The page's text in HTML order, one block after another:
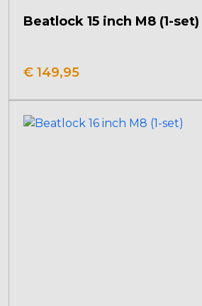
Beatlock 15 inch M8 (1-set)
€ 149,95